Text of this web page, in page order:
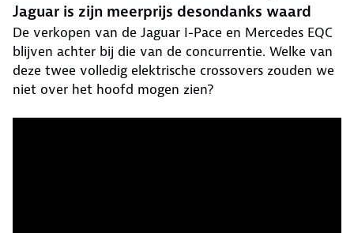
Jaguar is zijn meerprijs desondanks waard
De verkopen van de Jaguar I-Pace en Mercedes EQC
blijven achter bij die van de concurrentie. Welke van
deze twee volledig elektrische crossovers zouden we
niet over het hoofd mogen zien?